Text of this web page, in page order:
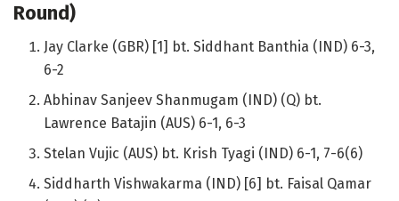
Round)
Jay Clarke (GBR) [1] bt. Siddhant Banthia (IND) 6-3,
6-2
Abhinav Sanjeev Shanmugam (IND) (Q) bt.
Lawrence Batajin (AUS) 6-1, 6-3
Stelan Vujic (AUS) bt. Krish Tyagi (IND) 6-1, 7-6(6)
Siddharth Vishwakarma (IND) [6] bt. Faisal Qamar